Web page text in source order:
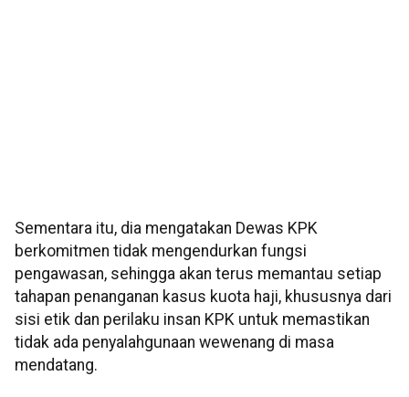
Sementara itu, dia mengatakan Dewas KPK
berkomitmen tidak mengendurkan fungsi
pengawasan, sehingga akan terus memantau setiap
tahapan penanganan kasus kuota haji, khususnya dari
sisi etik dan perilaku insan KPK untuk memastikan
tidak ada penyalahgunaan wewenang di masa
mendatang.